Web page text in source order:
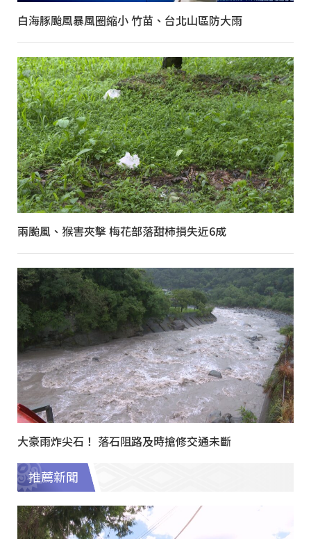
白海豚颱風暴風圈縮小 竹苗、台北山區防大雨
兩颱風、猴害夾擊 梅花部落甜柿損失近6成
大豪雨炸尖石！ 落石阻路及時搶修交通未斷
推薦新聞